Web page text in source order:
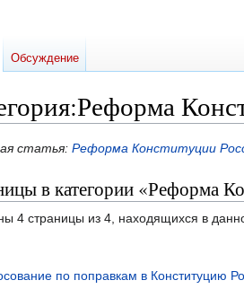
:Реформа
статья: Реформа Конституции
в категории «Реформа
4 страницы из 4, находящихся в
по поправкам в Конституцию
Обсуждение